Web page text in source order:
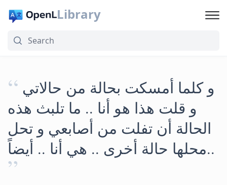
Library
“ و كلما أمسكت بحالة من حالاتي
و قلت هذا هو أنا .. ما تلبث هذه
الحالة أن تفلت من أصابعي و تحل
محلها حالة أخرى .. هي أنا .. أيضاً..
”